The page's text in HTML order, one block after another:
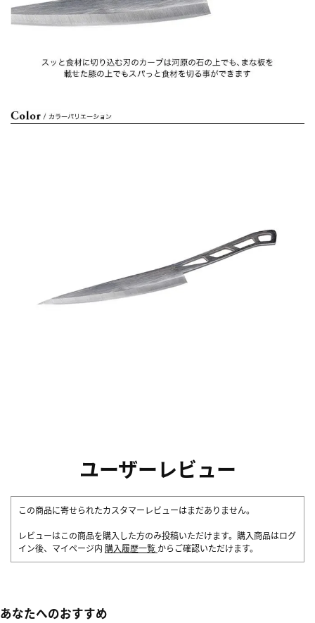
ユーザーレビュー
この商品に寄せられたカスタマーレビューはまだありません。
レビューはこの商品を購入した方のみ投稿いただけます。購入商品はログ
イン後、マイページ内 購入履歴一覧 からご確認いただけます。
あなたへのおすすめ